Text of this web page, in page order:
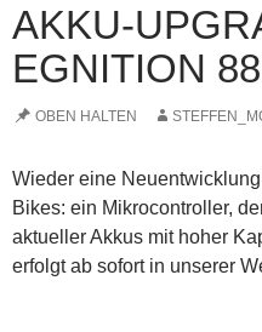
AKKU-
EGNITION 88
OBEN HALTEN
Wieder eine
Bikes: ein Mikrocontroller,
aktueller Akkus mit hoher
erfolgt ab sofort in unserer